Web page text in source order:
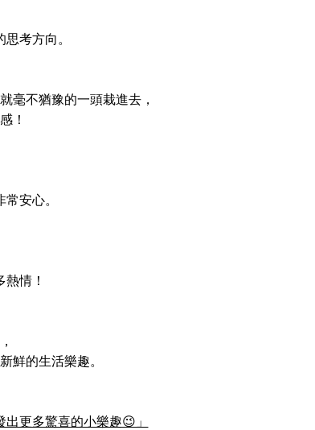
考方向。
毫不猶豫的一頭栽進去，
！
安心。
情！
鮮的生活樂趣。
更多驚喜的小樂趣😉」